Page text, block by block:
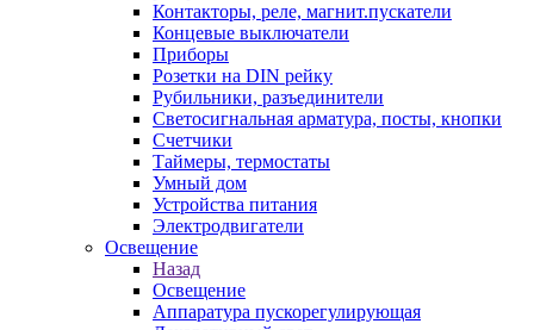
Контакторы, реле, магнит.пускатели
Концевые выключатели
Приборы
Розетки на DIN рейку
Рубильники, разъединители
Светосигнальная арматура, посты, кнопки
Счетчики
Таймеры, термостаты
Умный дом
Устройства питания
Электродвигатели
Освещение
Назад
Освещение
Аппаратура пускорегулирующая